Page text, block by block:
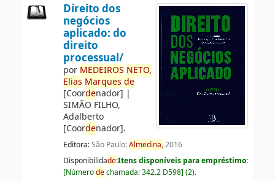
Direito dos
negócios
aplicado: do
direito
processual/
por MEDEIROS NETO,
Elias Marques de
[Coordenador] |
SIMÃO FILHO,
Adalberto
[Coordenador].
Editora:São Paulo:Almedina,2016
Disponibilidade:Itens disponíveis para empréstimo:
[Númerodechamada:342.2 D598] (2).